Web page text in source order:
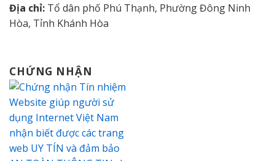
Địa chỉ: Tổ dân phố Phú Thạnh, Phường Đông Ninh
Hòa, Tỉnh Khánh Hòa
CHỨNG NHẬN